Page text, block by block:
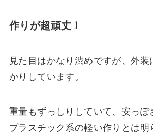
作りが超頑丈！
見た目はかなり渋めですが、外装
かりしています。
重量もずっしりしていて、安っぽ
プラスチック系の軽い作りとは明